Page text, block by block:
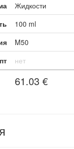
Жидкости
100 ml
M50
нет
61.03 €